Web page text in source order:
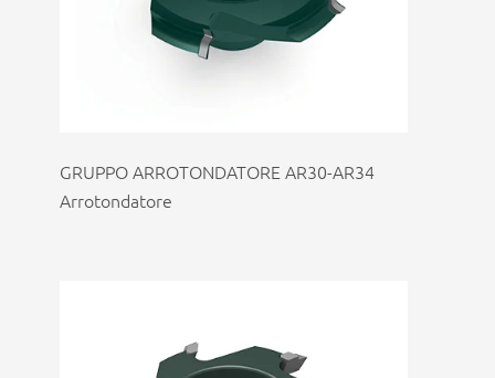
GRUPPO ARROTONDATORE AR30-AR34
Arrotondatore